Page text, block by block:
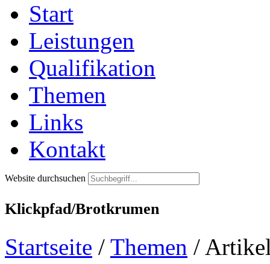
Start
Leistungen
Qualifikation
Themen
Links
Kontakt
Website durchsuchen
Klickpfad/Brotkrumen
Startseite / Themen /